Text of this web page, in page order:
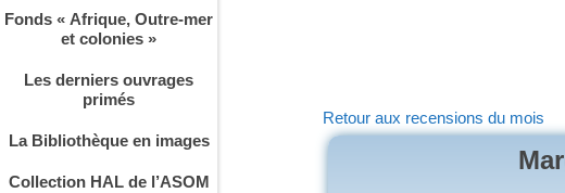
Fonds « Afrique, Outre-mer
et colonies »
Les derniers ouvrages
primés
La Bibliothèque en images
Collection HAL de l’ASOM
Retour aux recensions du mois